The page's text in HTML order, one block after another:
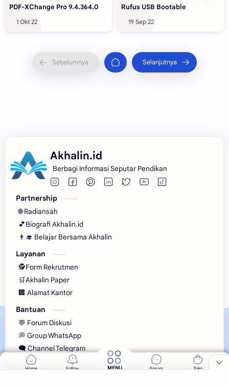
PDF-XChange Pro 9.4.364.0 Rufus USB Bootable
Home Follow MENU Forum Toko
Akhalin.id
Berbagi Informasi Seputar Pendikan
Partnership
🌐 Radiansah
💕Biografi Akhalin.id
👨‍🎓 Belajar Bersama Akhalin
Layanan
🕵Form Rekrutmen
🛒Akhalin Paper
🏢 Alamat Kantor
Bantuan
💬 Forum Diskusi
💭 Group WhatsApp
🗨️ Channel Telegram
2026 Akhalin.id ‧ All rights reserved.